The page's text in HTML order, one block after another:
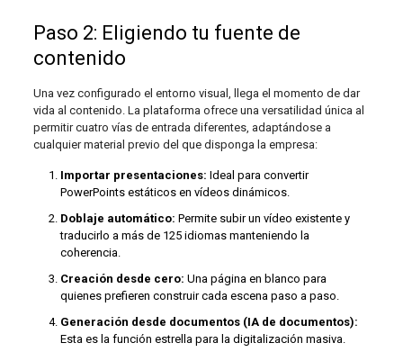
Paso 2: Eligiendo tu fuente de
contenido
Una vez configurado el entorno visual, llega el momento de dar
vida al contenido. La plataforma ofrece una versatilidad única al
permitir cuatro vías de entrada diferentes, adaptándose a
cualquier material previo del que disponga la empresa:
Importar presentaciones: Ideal para convertir
PowerPoints estáticos en vídeos dinámicos.
Doblaje automático: Permite subir un vídeo existente y
traducirlo a más de 125 idiomas manteniendo la
coherencia.
Creación desde cero: Una página en blanco para
quienes prefieren construir cada escena paso a paso.
Generación desde documentos (IA de documentos):
Esta es la función estrella para la digitalización masiva.